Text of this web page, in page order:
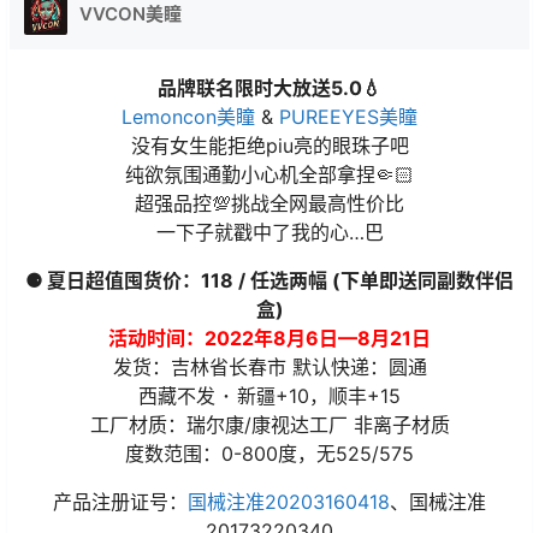
VVCON美瞳
品牌联名限时大放送5.0💧
Lemoncon美瞳 & PUREEYES美瞳
没有女生能拒绝piu亮的眼珠子吧
纯欲氛围通勤小心机全部拿捏🤏🏻
超强品控💯挑战全网最高性价比
一下子就戳中了我的心…巴
⚈ 夏日超值囤货价：118 / 任选两幅 (下单即送同副数伴侣
盒)
活动时间：2022年8月6日—8月21日
发货：吉林省长春市 默认快递：圆通
西藏不发 ･ 新疆+10，顺丰+15
工厂材质：瑞尔康/康视达工厂 非离子材质
度数范围：0-800度，无525/575
产品注册证号： 国械注准20203160418、国械注准